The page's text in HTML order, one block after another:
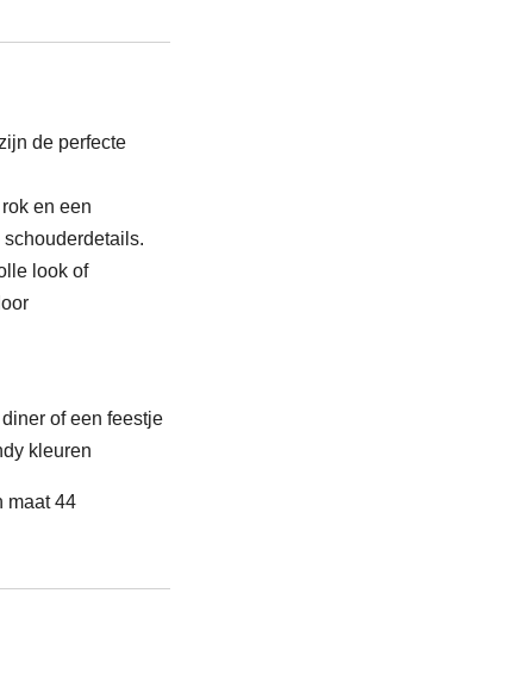
de perfecte
en een
look of
of een feestje
kleuren
maat 44